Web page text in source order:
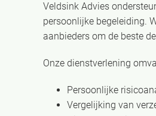
Veldsink Advies
persoonlijke begeleiding.
aanbieders om de beste
Onze dienstverlening
Persoonlijke
Vergelijking van